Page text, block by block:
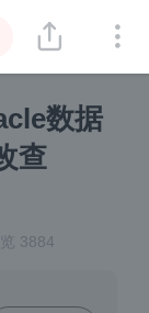
数据
查
3884